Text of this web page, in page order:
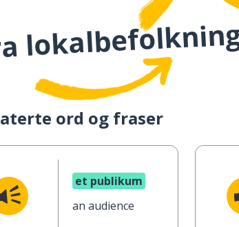
ord og fraser
et publikum
an audience